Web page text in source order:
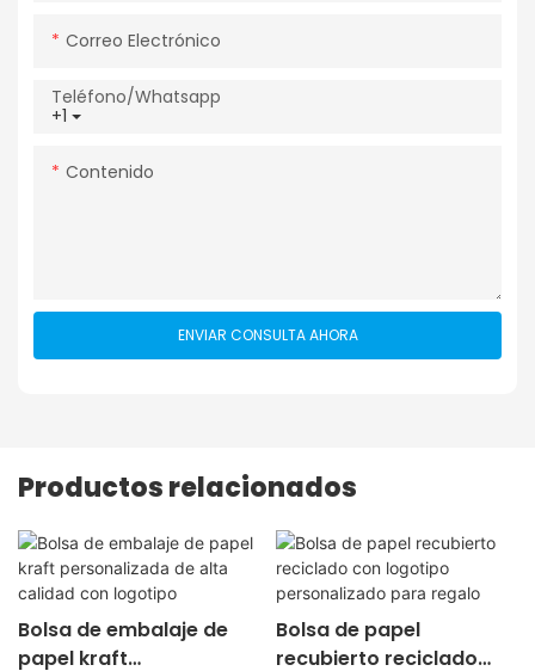
Correo Electrónico
+1
Teléfono/whatsapp
Contenido
ENVIAR CONSULTA AHORA
Productos relacionados
Bolsa de embalaje de
papel kraft
Bolsa de papel
recubierto reciclado